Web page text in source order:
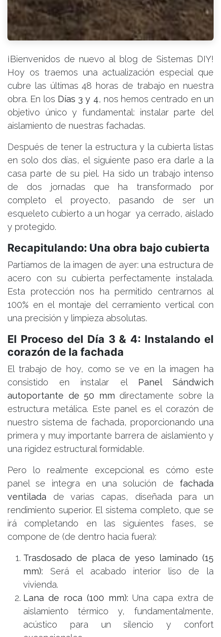
¡Bienvenidos de nuevo al blog de Sistemas DIY!
Hoy os traemos una actualización especial que
cubre las últimas 48 horas de trabajo en nuestra
obra. En los Días 3 y 4, nos hemos centrado en un
objetivo único y fundamental: instalar parte del
aislamiento de nuestras fachadas.
Después de tener la estructura y la cubierta listas
en solo dos días, el siguiente paso era darle a la
casa parte de su piel. Ha sido un trabajo intenso
de dos jornadas que ha transformado por
completo el proyecto, pasando de ser un
esqueleto cubierto a un hogar ya cerrado, aislado
y protegido.
Recapitulando: Una obra bajo cubierta
Partíamos de la imagen de ayer: una estructura de
acero con su cubierta perfectamente instalada.
Esta protección nos ha permitido centrarnos al
100% en el montaje del cerramiento vertical con
una precisión y limpieza absolutas.
El Proceso del Día 3 & 4: Instalando el
corazón de la fachada
El trabajo de hoy, como se ve en la imagen ha
consistido en instalar el Panel Sándwich
autoportante de 50 mm directamente sobre la
estructura metálica. Este panel es el corazón de
nuestro sistema de fachada, proporcionando una
primera y muy importante barrera de aislamiento y
una rigidez estructural formidable.
Pero lo realmente excepcional es cómo este
panel se integra en una solución de fachada
ventilada de varias capas, diseñada para un
rendimiento superior. El sistema completo, que se
irá completando en las siguientes fases, se
compone de (de dentro hacia fuera):
Trasdosado de placa de yeso laminado (15
mm): Será el acabado interior liso de la
vivienda.
Lana de roca (100 mm): Una capa extra de
aislamiento térmico y, fundamentalmente,
acústico para un silencio y confort
CALCULA TU PRESUPUESTO
En 2 minutos · sin compromiso
Hablar con un asesor
Para revisar tu presupuesto y avanzar con tu proyecto